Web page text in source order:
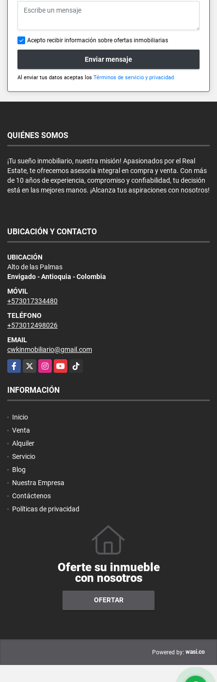
Acepto recibir información sobre ofertas inmobiliarias
Enviar mensaje
Al enviar tus datos aceptas los Términos de servicio y privacidad
QUIÉNES SOMOS
¡Tu sueño inmobiliario, nuestra misión! Apasionados por el Real
Estate, te ofrecemos asesoría integral en compra y venta. Con más
de 10 años de experiencia, compromiso y confiabilidad, tu decisión
está en las mejores manos. ¡Alcanza tus aspiraciones con nosotros!
UBICACIÓN Y CONTACTO
UBICACIÓN
Alto de las Palmas
Envigado - Antioquia - Colombia
MÓVIL
+573017334480
TELÉFONO
+573012498026
EMAIL
cwkinmobiliario@gmail.com
Facebook
X InstagramYouTubeTikTok
INFORMACIÓN
Inicio
Venta
Alquiler
Servicio
Blog
Nuestra Empresa
Contáctenos
Políticas de privacidad
Oferte su inmueble
con nosotros
OFERTAR
Powered by: wasi.co